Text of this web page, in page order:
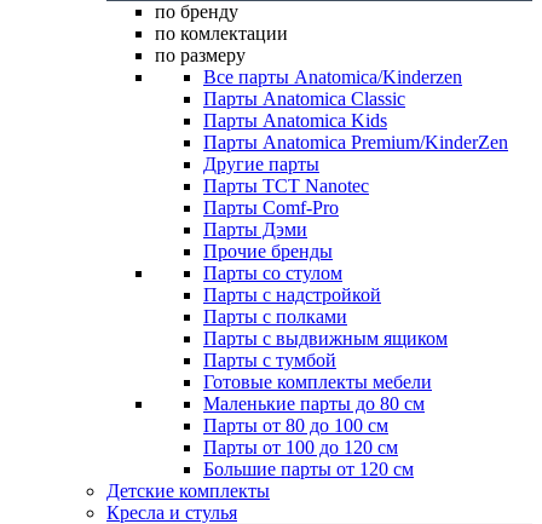
по бренду
по комлектации
по размеру
Все парты Anatomica/Kinderzen
Парты Anatomica Classic
Парты Anatomica Kids
Парты Anatomica Premium/KinderZen
Другие парты
Парты TCT Nanotec
Парты Comf-Pro
Парты Дэми
Прочие бренды
Парты со стулом
Парты с надстройкой
Парты с полками
Парты с выдвижным ящиком
Парты с тумбой
Готовые комплекты мебели
Маленькие парты до 80 см
Парты от 80 до 100 см
Парты от 100 до 120 см
Большие парты от 120 см
Детские комплекты
Кресла и стулья